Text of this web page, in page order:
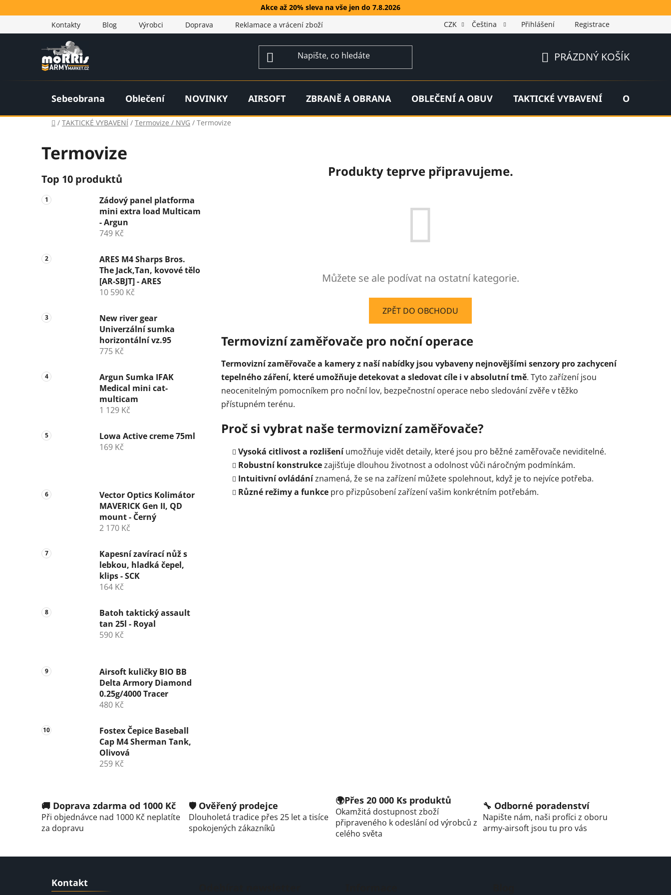
na
Akce až 20% sleva na vše jen do 7.8.2026
Kontakty
Blog Výrobci Doprava Reklamace a vrácení zboží CZK Čeština Přihlášení Registrace
KOŠÍK
PRÁZDNÝ KOŠÍK
Sebeobrana Oblečení NOVINKY AIRSOFT ZBRANĚ A OBRANA OBLEČENÍ A OBUV TAKTICKÉ VYBAVENÍ OUTDOOR
Domů
/ TAKTICKÉ VYBAVENÍ / Termovize / NVG / Termovize
Termovize
P
o
s
n
a
n
Top 10 produktů
Zádový panel platforma
mini extra load Multicam
- Argun
749 Kč
ARES M4 Sharps Bros.
The Jack,Tan, kovové tělo
[AR-SBJT] - ARES
10 590 Kč
New river gear
Univerzální sumka
horizontální vz.95
775 Kč
Argun Sumka IFAK
Medical mini cat-
multicam
1 129 Kč
Lowa Active creme 75ml
169 Kč
Vector Optics Kolimátor
MAVERICK Gen II, QD
mount - Černý
2 170 Kč
Kapesní zavírací nůž s
lebkou, hladká čepel,
klips - SCK
164 Kč
Batoh taktický assault
tan 25l - Royal
590 Kč
Airsoft kuličky BIO BB
Delta Armory Diamond
0.25g/4000 Tracer
480 Kč
Fostex Čepice Baseball
Cap M4 Sherman Tank,
Olivová
259 Kč
Produkty teprve připravujeme.
Můžete se ale podívat na ostatní kategorie.
ZPĚT DO OBCHODU
Termovizní zaměřovače pro noční operace
Termovizní zaměřovače a kamery z naší nabídky jsou vybaveny nejnovějšími senzory pro zachycení
tepelného záření, které umožňuje detekovat a sledovat cíle i v absolutní tmě. Tyto zařízení jsou
neocenitelným pomocníkem pro noční lov, bezpečnostní operace nebo sledování zvěře v těžko
přístupném terénu.
Proč si vybrat naše termovizní zaměřovače?
Vysoká citlivost a rozlišení umožňuje vidět detaily, které jsou pro běžné zaměřovače neviditelné.
Robustní konstrukcezajišťuje dlouhou životnost a odolnost vůči náročným podmínkám.
Intuitivní ovládáníznamená, že se na zařízení můžete spolehnout, když je to nejvíce potřeba.
Různé režimy a funkce pro přizpůsobení zařízení vašim konkrétním potřebám.
🚚 Doprava zdarma od 1000 Kč
Při objednávce nad 1000 Kč neplatíte
za dopravu
🛡️ Ověřený prodejce
Dlouholetá tradice přes 25 let a tisíce
spokojených zákazníků
🌍Přes 20 000 Ks produktů
Okamžitá dostupnost zboží
připraveného k odeslání od výrobců z
celého světa
🔧 Odborné poradenství
Napište nám, naši profíci z oboru
army-airsoft jsou tu pro vás
Kontakt